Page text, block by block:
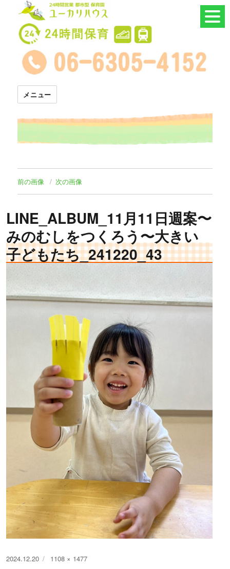
24時間託児所 ユーカリハウス
メニュー
前の画像 次の画像
LINE_ALBUM_11月11日週案〜
みのむしをつくろう〜大きい
子どもたち_241220_43
投
2024.12.20
フ
1108 × 1477